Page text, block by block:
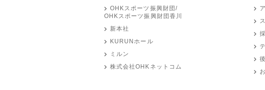
OHKスポーツ振興財団/
OHKスポーツ振興財団香川
新本社
KURUNホール
ミルン
株式会社OHKネットコム